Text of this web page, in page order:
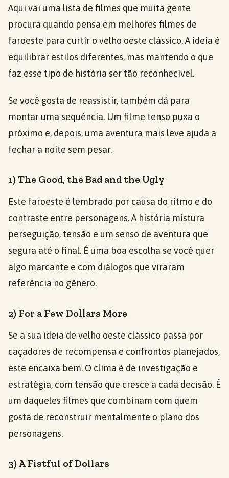
Aqui vai uma lista de filmes que muita gente
procura quando pensa em melhores filmes de
faroeste para curtir o velho oeste clássico. A ideia é
equilibrar estilos diferentes, mas mantendo o que
faz esse tipo de história ser tão reconhecível.
Se você gosta de reassistir, também dá para
montar uma sequência. Um filme tenso puxa o
próximo e, depois, uma aventura mais leve ajuda a
fechar a noite sem pesar.
1) The Good, the Bad and the Ugly
Este faroeste é lembrado por causa do ritmo e do
contraste entre personagens. A história mistura
perseguição, tensão e um senso de aventura que
segura até o final. É uma boa escolha se você quer
algo marcante e com diálogos que viraram
referência no gênero.
2) For a Few Dollars More
Se a sua ideia de velho oeste clássico passa por
caçadores de recompensa e confrontos planejados,
este encaixa bem. O clima é de investigação e
estratégia, com tensão que cresce a cada decisão. É
um daqueles filmes que combinam com quem
gosta de reconstruir mentalmente o plano dos
personagens.
3) A Fistful of Dollars